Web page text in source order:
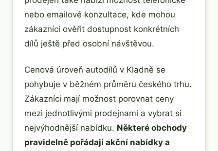
nebo emailové konzultace, kde mohou
zákazníci ověřit dostupnost konkrétních
dílů ještě před osobní návštěvou.
Cenová úroveň autodílů v Kladně se
pohybuje v běžném průměru českého trhu.
Zákazníci mají možnost porovnat ceny
mezi jednotlivými prodejnami a vybrat si
nejvýhodnější nabídku. Některé obchody
pravidelně pořádají akční nabídky a